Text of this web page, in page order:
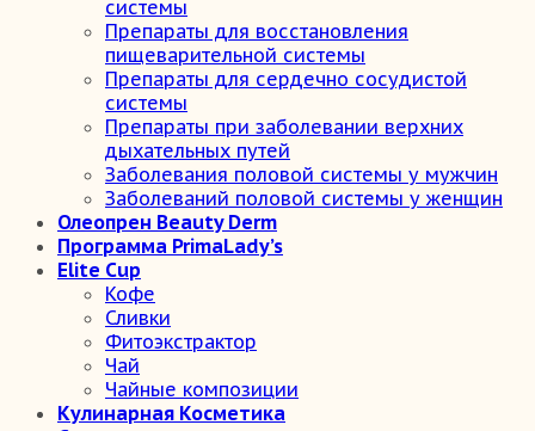
системы
Препараты для восстановления
пищеварительной системы
Препараты для сердечно сосудистой
системы
Препараты при заболевании верхних
дыхательных путей
Заболевания половой системы у мужчин
Заболеваний половой системы у женщин
Олеопрен Beauty Derm
Программа PrimaLady’s
Elite Cup
Кофе
Сливки
Фитоэкстрактор
Чай
Чайные композиции
Кулинарная Косметика